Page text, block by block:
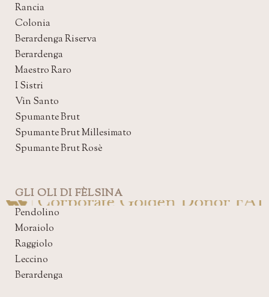
Rancia
Colonia
Berardenga Riserva
Berardenga
Maestro Raro
I Sistri
Vin Santo
Spumante Brut
Spumante Brut Millesimato
Spumante Brut Rosè
GLI OLI DI FÈLSINA
Pendolino
Moraiolo
Raggiolo
Leccino
Berardenga